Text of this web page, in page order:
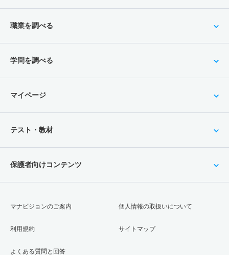
職業を調べる
学問を調べる
マイページ
テスト・教材
保護者向けコンテンツ
マナビジョンのご案内
利用規約
よくある質問と回答
個人情報の取扱いについて
サイトマップ